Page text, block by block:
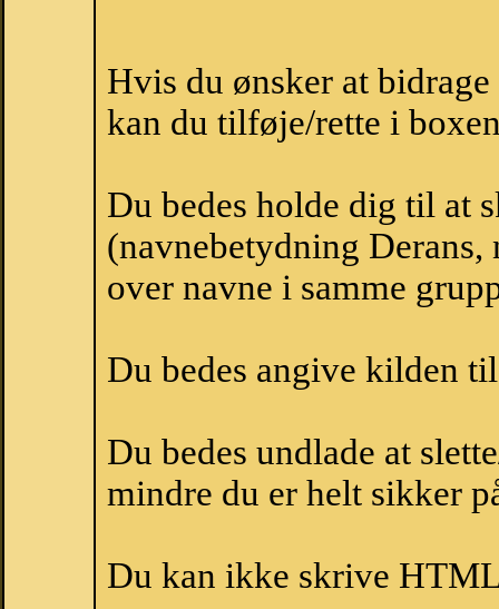
Hvis du ønsker at
kan du tilføje/rette i
Du bedes holde dig til at
(navnebetydning Derans,
over navne i samme
Du bedes angive kilden
Du bedes undlade at
mindre du er helt sikker
Du kan ikke skrive